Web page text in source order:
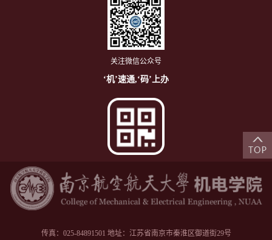
关注微信公众号
‘机’速通,‘码’上办
传真：025-84891501 地址：江苏省南京市秦淮区御道街29号